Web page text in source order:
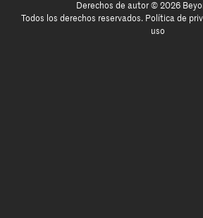
Derechos de autor © 2026
Todos los derechos reservados. Política de
uso